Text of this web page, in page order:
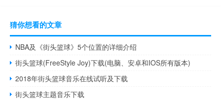
猜你想看的文章
NBA及《街头篮球》5个位置的详细介绍
街头篮球(FreeStyle Joy)下载(电脑、安卓和IOS所有版本)
2018年街头篮球音乐在线试听及下载
街头篮球主题音乐下载